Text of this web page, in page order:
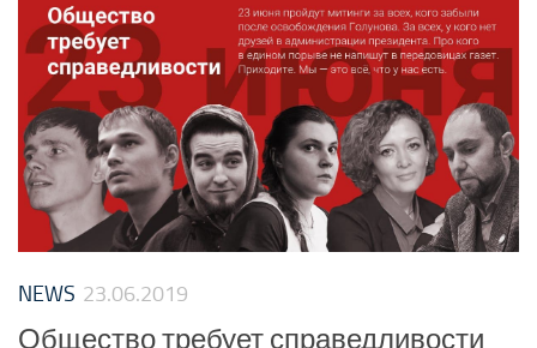
NEWS 23.06.2019
Общество требует справедливости